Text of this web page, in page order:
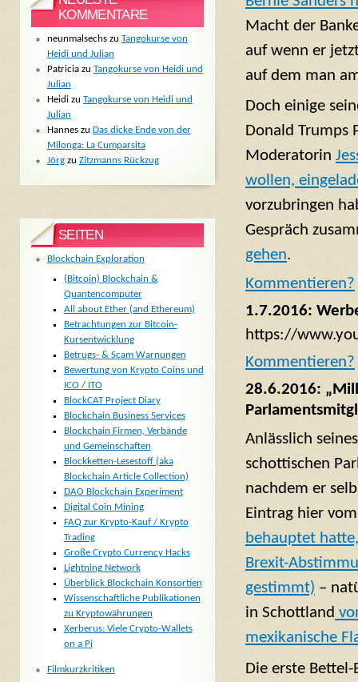
Macht der
auf wenn er
auf dem man
Doch einige
Donald Trumps
Moderatorin
wollen,
vorzubringen
Gespräch
gehen.
Kommentieren?
1.7.2016:
https://
Kommentieren?
28.6.2016:
Anlässlich
schottischen
nachdem er
Eintrag hier
behauptet
Brexit-
gestimmt) –
in Schottland
mexikanische
Die erste
KOMMENTARE
neunmalsechszu Tangokurse von
Heidi und Julian
Patriciazu Tangokurse von Heidi und
Julian
Heidizu Tangokurse von Heidi und
Julian
Hanneszu Das dicke Ende von der
Milonga: La Cumparsita
Jörgzu Zitzmanns Rückzug
SEITEN
Blockchain Exploration
(Bitcoin) Blockchain &
Quantencomputer
All about Ether (and Ethereum)
Betrachtungen zur Bitcoin-
Kursentwicklung
Betrugs- & Scam Warnungen
Bewertung von Krypto Coins und
ICO / ITO
BlockCAT Project Diary
Blockchain Business Services
Blockchain Firmen, Verbände
und Gemeinschaften
Blockketten-Lesestoff (aka
Blockchain Article Collection)
DAO Blockchain Experiment
Digital Coin Mining
FAQ zur Krypto-Kauf / Krypto
Trading
Große Crypto Currency Hacks
Lightning Network
Überblick Blockchain Konsortien
Wissenschaftliche Publikationen
zu Kryptowährungen
Xerberus: Viele Crypto-Wallets
on a Pi
Filmkurzkritiken